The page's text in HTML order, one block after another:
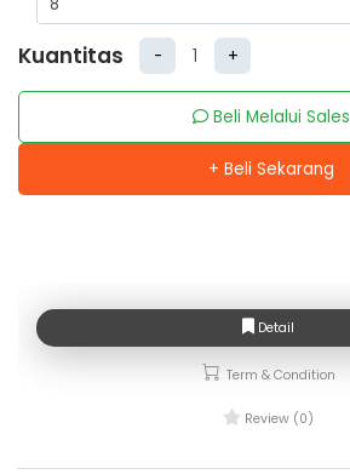
Kuantitas - +
Beli Melalui Sales
+ Beli Sekarang
Detail
Term & Condition
Review (0)